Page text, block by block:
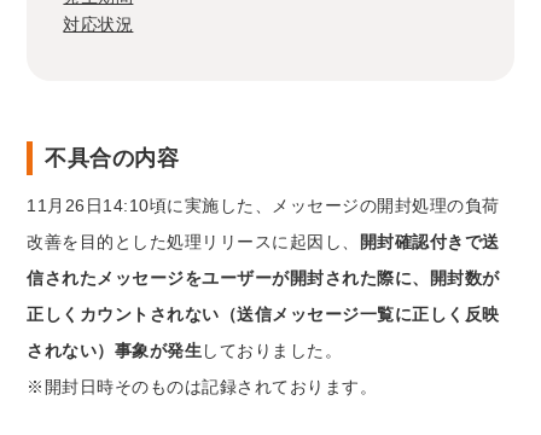
対応状況
不具合の内容
11月26日14:10頃に実施した、メッセージの開封処理の負荷
改善を目的とした処理リリースに起因し、
開封確認付きで送
信されたメッセージをユーザーが開封された際に、開封数が
正しくカウントされない（送信メッセージ一覧に正しく反映
されない）事象が発生 しておりました。
※開封日時そのものは記録されております。